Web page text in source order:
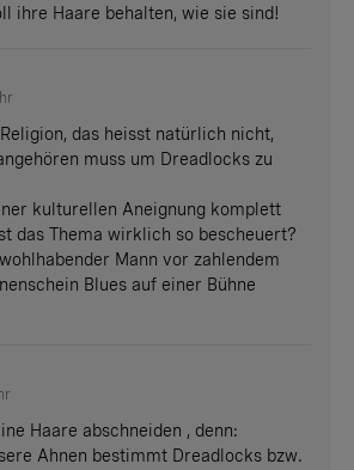
ihre Haare behalten, wie sie sind!
das heisst natürlich nicht,
muss um Dreadlocks zu
kulturellen Aneignung komplett
das Thema wirklich so bescheuert?
Mann vor zahlendem
Blues auf einer Bühne
Haare abschneiden , denn:
Ahnen bestimmt Dreadlocks bzw.